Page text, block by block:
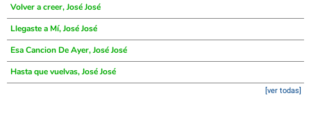
Volver a creer, José José
Llegaste a Mí, José José
Esa Cancion De Ayer, José José
Hasta que vuelvas, José José
[ver todas]